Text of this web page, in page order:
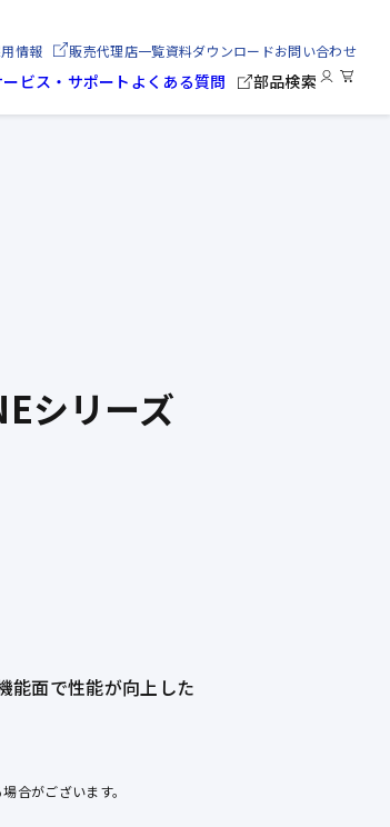
ビス・サポート よくある質問 部品検索
情報 販売代理店一覧資料ダウンロードお問い合わせ
シリーズ
能面で性能が向上した
合がございます。